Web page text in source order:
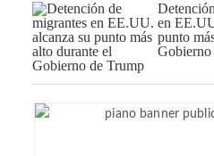
en
punto